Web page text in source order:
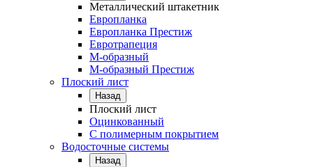
Металлический штакетник
Европланка
Европланка Престиж
Евротрапеция
М-образный
М-образный Престиж
Плоский лист
Назад
Плоский лист
Оцинкованный
С полимерным покрытием
Водосточные системы
Назад